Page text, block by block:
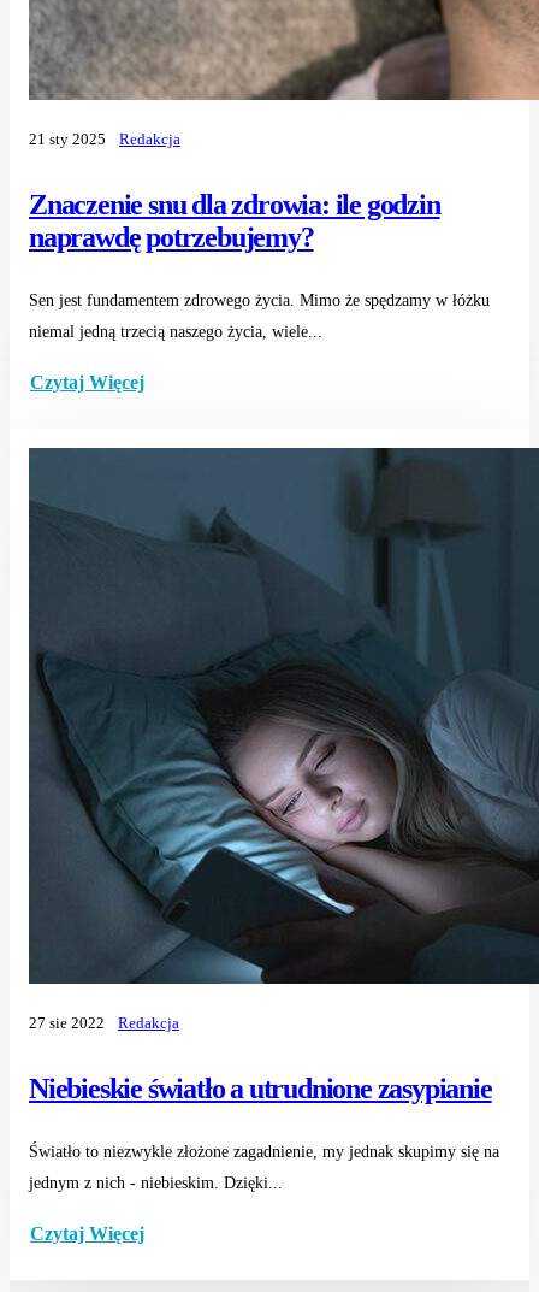
Znaczenie snu dla zdrowia: ile godzin
naprawdę potrzebujemy?
21 sty 2025 Redakcja
Sen jest fundamentem zdrowego życia. Mimo że spędzamy w łóżku
niemal jedną trzecią naszego życia, wiele...
Czytaj Więcej
Niebieskie światło a utrudnione zasypianie
27 sie 2022 Redakcja
Światło to niezwykle złożone zagadnienie, my jednak skupimy się na
jednym z nich - niebieskim. Dzięki...
Czytaj Więcej